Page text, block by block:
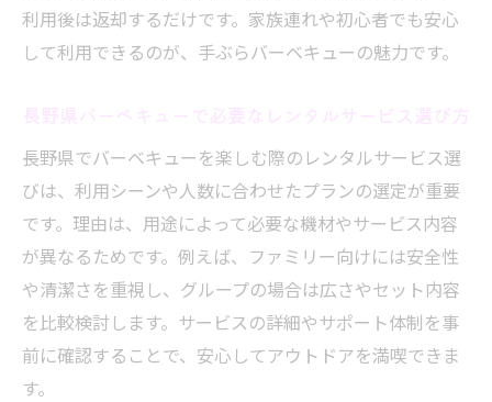
キュー
日帰りでも快適なてぶらバーベキュー活用術
手ぶらバーベキューを日帰りで満喫するコ
ツ
長野県の日帰りバーベキュー向けレンタル
サービス
短時間でも快適な手ぶらバーベキューの楽
しみ方
長野県で日帰りレンタル利用時の注意点と
利用後は返却するだけです。家族連れや初心者でも安心
して利用できるのが、手ぶらバーベキューの魅力です。
長野県でバーベキューを楽しむ際のレンタルサービス選
びは、利用シーンや人数に合わせたプランの選定が重要
です。理由は、用途によって必要な機材やサービス内容
が異なるためです。例えば、ファミリー向けには安全性
や清潔さを重視し、グループの場合は広さやセット内容
を比較検討します。サービスの詳細やサポート体制を事
前に確認することで、安心してアウトドアを満喫できま
す。